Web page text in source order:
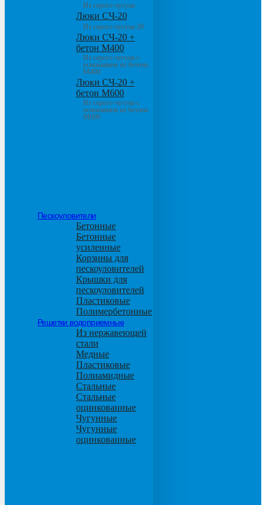
Из серого чугуна
Люки СЧ-20
Из серого чугуна 20
Люки СЧ-20 +
бетон М400
Из серого чугуна с
основанием из бетона
М400
Люки СЧ-20 +
бетон М600
Из серого чугуна с
основанием из бетона
М600
Пескоуловители
Бетонные
Бетонные
усиленные
Корзины для
пескоуловителей
Крышки для
пескоуловителей
Пластиковые
Полимербетонные
Решетки водоприемные
Из нержавеющей
стали
Медные
Пластиковые
Полиамидные
Стальные
Стальные
оцинкованные
Чугунные
Чугунные
оцинкованные